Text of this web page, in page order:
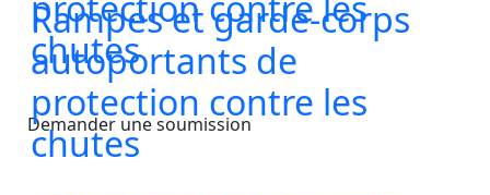
chutes
Rampes et garde-corps
autoportants de
protection contre les
chutes
Demander une soumission